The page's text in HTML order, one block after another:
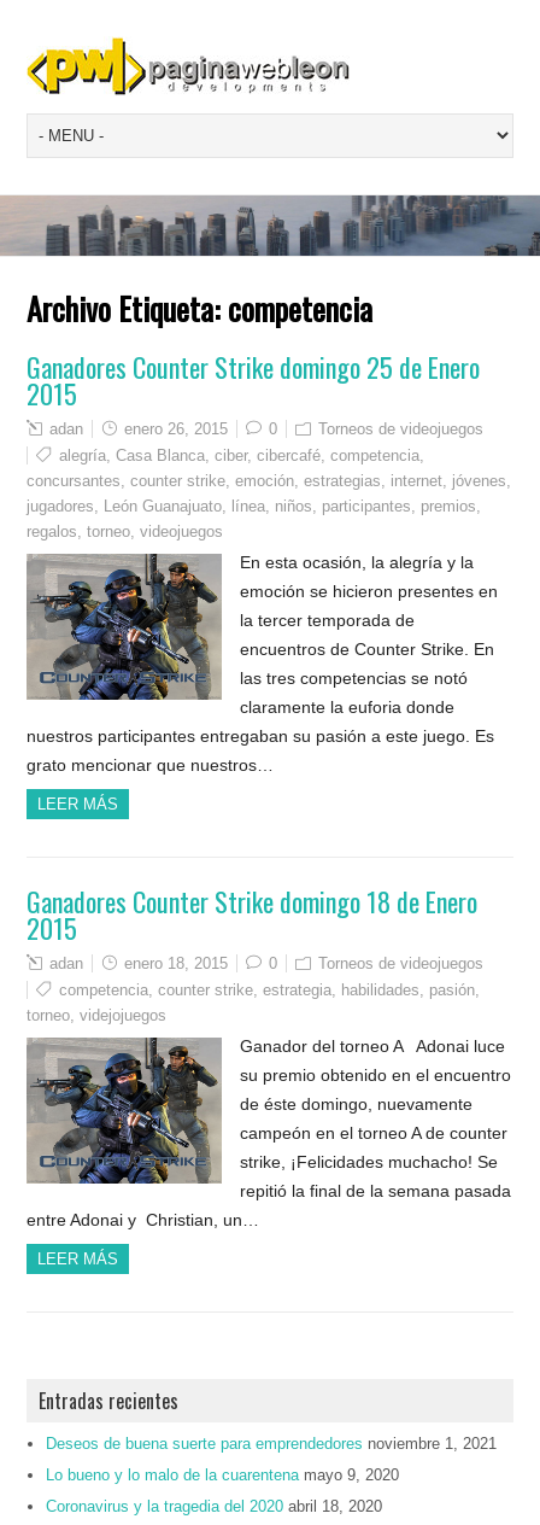
Archivo Etiqueta:competencia
Ganadores Counter Strike domingo 25 de Enero
2015
adan enero 26, 2015 0
Torneos de videojuegos
alegría ,Casa Blanca ,ciber,cibercafé ,competencia
concursantes ,counter strike ,emoción ,estrategias internet jóvenes
jugadores
León Guanajuato línea niños participantes premios
regalos ,torneo ,videojuegos
En esta ocasión, la alegría y la
emoción se hicieron presentes en
la tercer temporada de
encuentros de Counter Strike. En
las tres competencias se notó
claramente la euforia donde
nuestros participantes entregaban su pasión a este juego. Es
grato mencionar que nuestros…
LEER MÁS
Ganadores Counter Strike domingo 18 de Enero
2015
adan enero 18, 2015 0
Torneos de videojuegos
competencia ,counter strike ,estrategia habilidades pasión
torneo ,videjojuegos
Ganador del torneo A Adonai luce
su premio obtenido en el encuentro
de éste domingo, nuevamente
campeón en el torneo A de counter
strike, ¡Felicidades muchacho! Se
repitió la final de la semana pasada
entre Adonai y Christian, un…
LEER MÁS
Entradas recientes
Deseos de buena suerte para emprendedores noviembre 1, 2021
Lo bueno y lo malo de la cuarentena mayo 9, 2020
Coronavirus y la tragedia del 2020 abril 18, 2020